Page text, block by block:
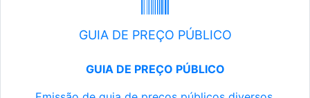
GUIA DE PREÇO PÚBLICO
GUIA DE PREÇO PÚBLICO